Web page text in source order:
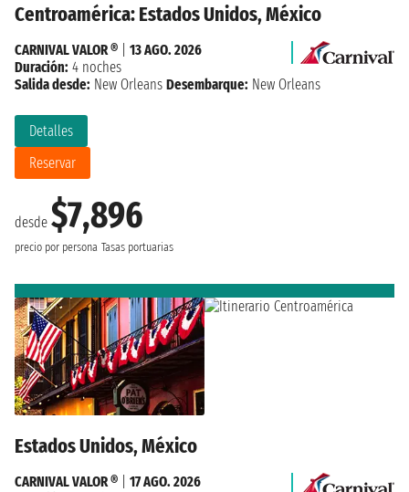
Centroamérica: Estados Unidos, México
desde $7,896
precio por persona Tasas portuarias
Detalles
Reservar
CARNIVAL VALOR ®
13 AGO. 2026
Duración: 4 noches
Salida desde: New Orleans Desembarque: New Orleans
Estados Unidos, México
CARNIVAL VALOR ®
17 AGO. 2026